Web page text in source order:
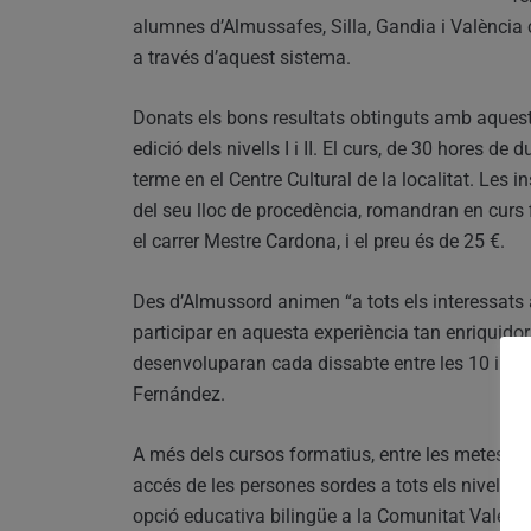
alumnes d’Almussafes, Silla, Gandia i
a través d’aquest sistema.
Donats els bons resultats obtinguts amb
edició dels nivells I i II. El curs, de 30 hores de
terme en el Centre Cultural de la localitat. Les
del seu lloc de procedència, romandran en
el carrer Mestre Cardona, i el preu és de 25 €.
Des d’Almussord animen “a tots els
participar en aquesta experiència tan
desenvoluparan cada dissabte entre les 10 i
Fernández.
A més dels cursos formatius, entre les metes
accés de les persones sordes a tots els nivells
opció educativa bilingüe a la Comunitat